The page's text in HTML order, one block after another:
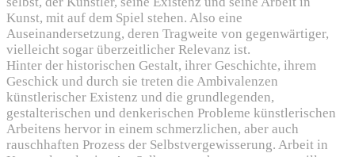
Kunst, mit auf dem Spiel stehen. Also eine
Auseinandersetzung, deren Tragweite von gegenwärtiger,
vielleicht sogar überzeitlicher Relevanz ist.
Hinter der historischen Gestalt, ihrer Geschichte, ihrem
Geschick und durch sie treten die Ambivalenzen
künstlerischer Existenz und die grundlegenden,
gestalterischen und denkerischen Probleme künstlerischen
Arbeitens hervor in einem schmerzlichen, aber auch
rauschhaften Prozess der Selbstvergewisserung. Arbeit in